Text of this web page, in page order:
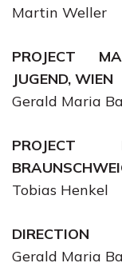
Martin Weller
PROJECT
JUGEND, WIEN
Gerald Maria
PROJECT
Tobias Henkel
DIRECTION
Gerald Maria